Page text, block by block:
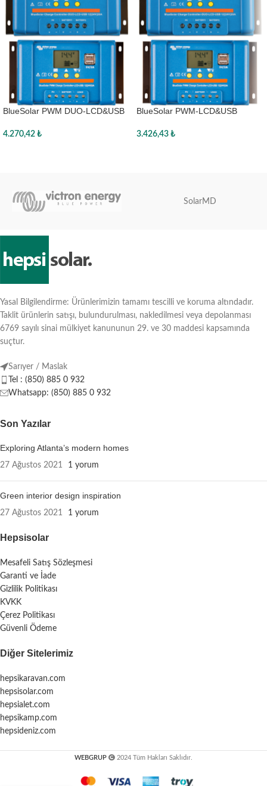
BlueSolar PWM DUO-LCD&USB
4.270,42 ₺
BlueSolar PWM-LCD&USB
3.426,43 ₺
SolarMD
Yasal Bilgilendirme: Ürünlerimizin tamamı tescilli ve koruma altındadır.
Taklit ürünlerin satışı, bulundurulması, nakledilmesi veya depolanması
6769 sayılı sinai mülkiyet kanununun 29. ve 30 maddesi kapsamında
suçtur.
Sarıyer / Maslak
Tel : (850) 885 0 932
Whatsapp: (850) 885 0 932
Son Yazılar
Exploring Atlanta’s modern homes
27 Ağustos 2021 1 yorum
Green interior design inspiration
27 Ağustos 2021 1 yorum
Hepsisolar
Mesafeli Satış Sözleşmesi
Garanti ve İade
Gizlilik Politikası
KVKK
Çerez Politikası
Güvenli Ödeme
Diğer Sitelerimiz
hepsikaravan.com
hepsisolar.com
hepsialet.com
hepsikamp.com
hepsideniz.com
WEBGRUP 2024 Tüm Hakları Saklıdır.